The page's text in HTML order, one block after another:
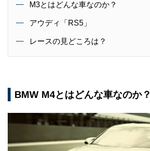
M3とはどんな車なのか？
アウディ「RS5」
レースの見どころは？
BMW M4とはどんな車なのか？